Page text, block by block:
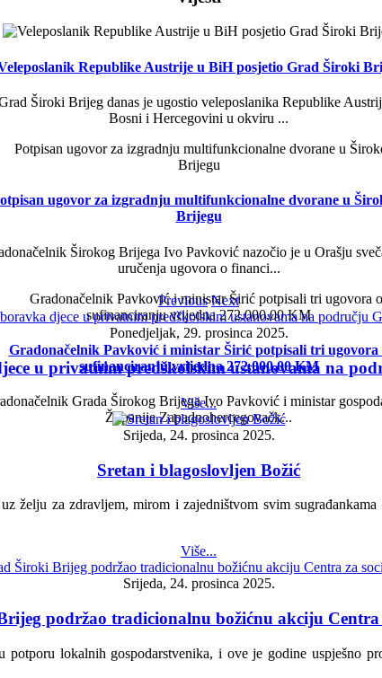
Republike Austrije u BiH posjetio Grad Široki
Široki Brijeg danas je ugostio veleposlanika Republike
Bosni i Hercegovini u okviru ...
ugovor za izgradnju multifunkcionalne dvorane u
Brijegu
Širokog Brijega Ivo Pavković nazočio je u Orašju
uručenja ugovora o financi...
Gradonačelnik Pavković i ministar Širić potpisali tri ugovora
sufinanciranju vrijedna 272.000,00 KM
Grada Širokog Brijega Ivo Pavković i ministar
Županije Zapadnohercegovačk...
Previous Next
Ponedjeljak, 29. prosinca 2025.
u privatnim predškolskim ustanovama na
Više...
Srijeda, 24. prosinca 2025.
Sretan i blagoslovljen Božić
želju za zdravljem, mirom i zajedništvom svim
Više...
Srijeda, 24. prosinca 2025.
podržao tradicionalnu božićnu akciju Centra
lokalnih gospodarstvenika, i ove je godine uspješno